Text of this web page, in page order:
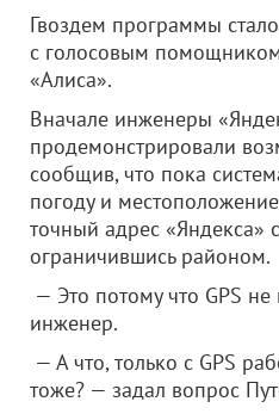
Гвоздем программы
с голосовым
«Алиса».
Вначале инженеры
продемонстрировали
сообщив, что пока
погоду и
точный адрес «Яндекса»
ограничившись районом.
— Это потому что GPS
инженер.
— А что, только с GPS
тоже? — задал вопрос